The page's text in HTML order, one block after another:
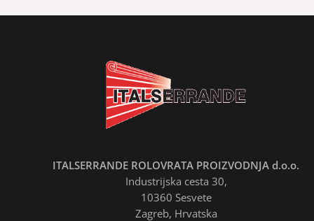
ITALSERRANDE ROLOVRATA PROIZVODNJA d.o.o.
Industrijska cesta 30,
10360 Sesvete
Zagreb, Hrvatska